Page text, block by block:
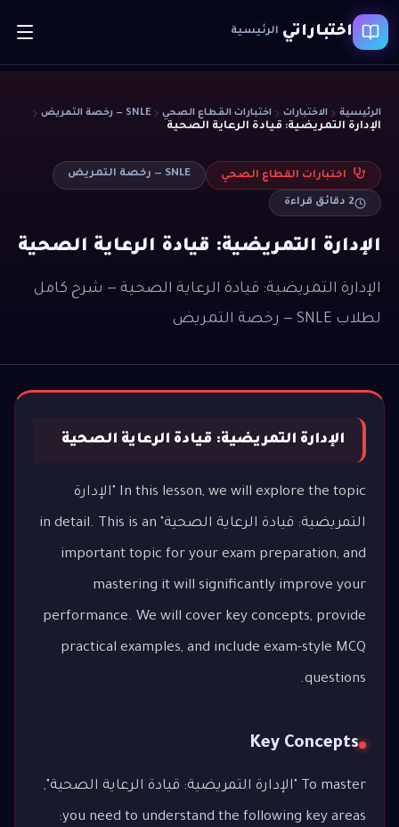
اختباراتي الرئيسية
الرئيسية الاختبارات اختبارات القطاع الصحي SNLE — رخصة التمريض
الإدارة التمريضية: قيادة الرعاية الصحية
اختبارات القطاع الصحي SNLE — رخصة التمريض
2 دقائق قراءة
الإدارة التمريضية: قيادة الرعاية الصحية
الإدارة التمريضية: قيادة الرعاية الصحية — شرح كامل
لطلاب SNLE — رخصة التمريض
الإدارة التمريضية: قيادة الرعاية الصحية
In this lesson, we will explore the topic "الإدارة
التمريضية: قيادة الرعاية الصحية" in detail. This is an
important topic for your exam preparation, and
mastering it will significantly improve your
performance. We will cover key concepts, provide
practical examples, and include exam-style MCQ
questions.
Key Concepts
To master "الإدارة التمريضية: قيادة الرعاية الصحية",
you need to understand the following key areas: